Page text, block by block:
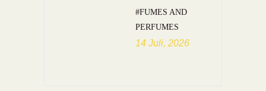
#FUMES AND
PERFUMES
14 Juli, 2026